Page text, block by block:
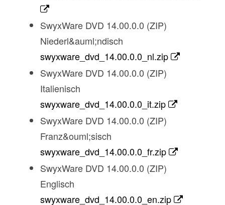
SwyxWare DVD 14.00.0.0 (ZIP)
Niederl&auml;ndisch
swyxware_dvd_14.00.0.0_nl.zip
SwyxWare DVD 14.00.0.0 (ZIP)
Italienisch
swyxware_dvd_14.00.0.0_it.zip
SwyxWare DVD 14.00.0.0 (ZIP)
Franz&ouml;sisch
swyxware_dvd_14.00.0.0_fr.zip
SwyxWare DVD 14.00.0.0 (ZIP)
Englisch
swyxware_dvd_14.00.0.0_en.zip